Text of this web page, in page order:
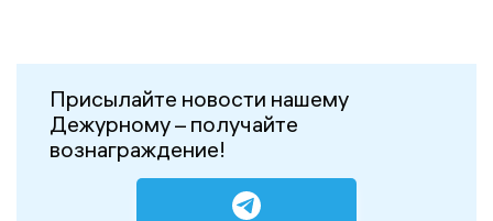
Присылайте новости нашему
Дежурному – получайте
вознаграждение!